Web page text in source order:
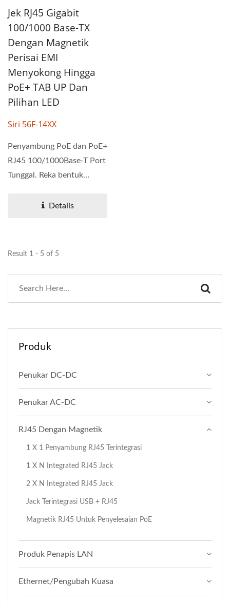
Jek RJ45 Gigabit
100/1000 Base-TX
Dengan Magnetik
Perisai EMI
Menyokong Hingga
PoE+ TAB UP Dan
Pilihan LED
Siri 56F-14XX
Penyambung PoE dan PoE+
RJ45 100/1000Base-T Port
Tunggal. Reka bentuk
menyokong...Details
Result 1 - 5 of 5
Produk
Penukar DC-DC
Penukar AC-DC
RJ45 Dengan Magnetik
1 X 1 Penyambung RJ45 Terintegrasi
1 X N Integrated RJ45 Jack
2 X N Integrated RJ45 Jack
Jack Terintegrasi USB + RJ45
Magnetik RJ45 Untuk Penyelesaian PoE
Produk Penapis LAN
Ethernet/Pengubah Kuasa